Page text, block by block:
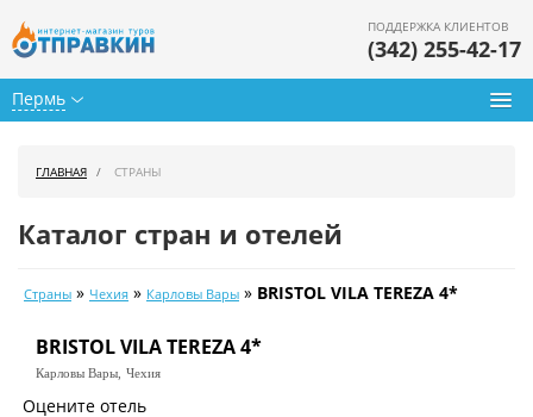
Пермь
ПОДДЕРЖКА КЛИЕНТОВ
(342) 255-42-17
Календарь туров
Цены дня
Страны
ГЛАВНАЯ СТРАНЫ
Каталог стран и отелей
Страны » Чехия » Карловы Вары » BRISTOL VILA TEREZA 4*
BRISTOL VILA TEREZA 4*
Карловы Вары, Чехия
Оцените отель